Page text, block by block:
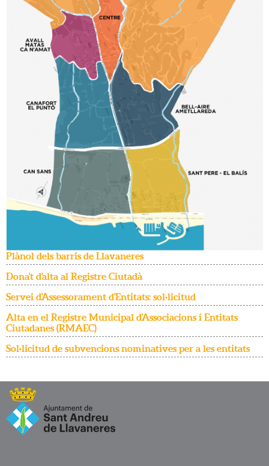
Plànol dels barris de Llavaneres
Dona't d'alta al Registre Ciutadà
Servei d'Assessorament d'Entitats: sol·licitud
Alta en el Registre Municipal d'Associacions i Entitats
Ciutadanes (RMAEC)
Sol·licitud de subvencions nominatives per a les entitats